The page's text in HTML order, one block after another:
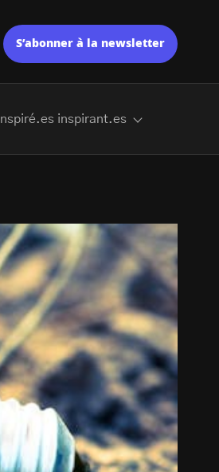
S’abonner à la newsletter
Inspiré.es inspirant.es